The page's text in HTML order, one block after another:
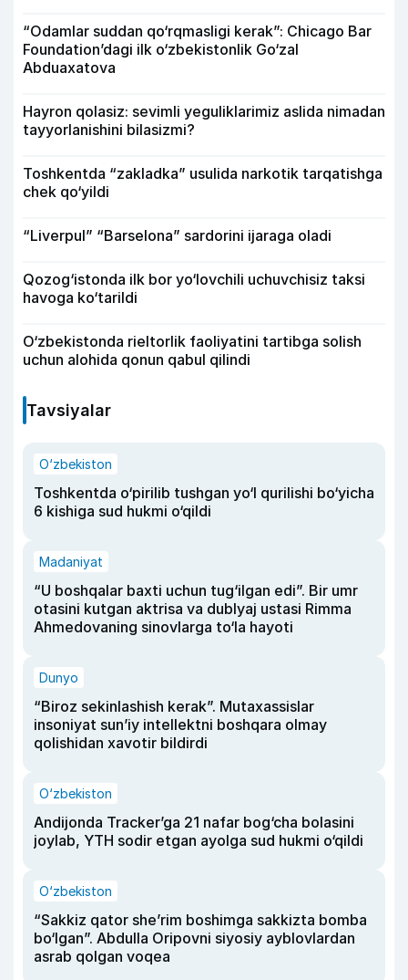
“Odamlar suddan qo‘rqmasligi kerak”: Chicago Bar
Foundation’dagi ilk o‘zbekistonlik Go‘zal
Abduaxatova
Hayron qolasiz: sevimli yeguliklarimiz aslida nimadan
tayyorlanishini bilasizmi?
Toshkentda “zakladka” usulida narkotik tarqatishga
chek qo‘yildi
“Liverpul” “Barselona” sardorini ijaraga oladi
Qozog‘istonda ilk bor yo‘lovchili uchuvchisiz taksi
havoga ko‘tarildi
O‘zbekistonda rieltorlik faoliyatini tartibga solish
uchun alohida qonun qabul qilindi
Tavsiyalar
O‘zbekiston
Toshkentda o‘pirilib tushgan yo‘l qurilishi bo‘yicha
6 kishiga sud hukmi o‘qildi
Madaniyat
“U boshqalar baxti uchun tug‘ilgan edi”. Bir umr
otasini kutgan aktrisa va dublyaj ustasi Rimma
Ahmedovaning sinovlarga to‘la hayoti
Dunyo
“Biroz sekinlashish kerak”. Mutaxassislar
insoniyat sun’iy intellektni boshqara olmay
qolishidan xavotir bildirdi
O‘zbekiston
Andijonda Tracker’ga 21 nafar bog‘cha bolasini
joylab, YTH sodir etgan ayolga sud hukmi o‘qildi
O‘zbekiston
“Sakkiz qator she’rim boshimga sakkizta bomba
bo‘lgan”. Abdulla Oripovni siyosiy ayblovlardan
asrab qolgan voqea